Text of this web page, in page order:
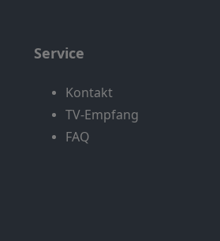
Service
Kontakt
TV-Empfang
FAQ